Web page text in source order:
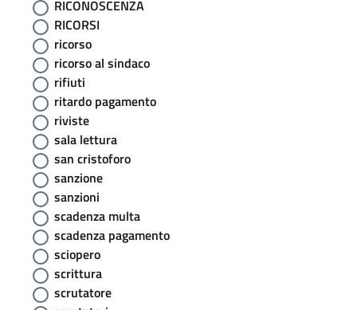
RICONOSCENZA
RICORSI
ricorso
ricorso al sindaco
rifiuti
ritardo pagamento
riviste
sala lettura
san cristoforo
sanzione
sanzioni
scadenza multa
scadenza pagamento
sciopero
scrittura
scrutatore